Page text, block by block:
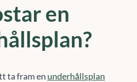
en
ta fram en underhållsplan